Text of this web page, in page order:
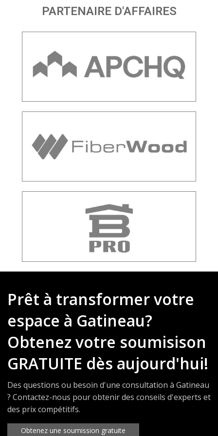
PARTENAIRE D'AFFAIRES
Prêt à transformer votre
espace à Gatineau?
Obtenez votre soumisison
GRATUITE dès aujourd'hui!
Des questions ou besoin d'une consultation à Gatineau
? Contactez-nous pour obtenir des conseils d'experts et
des prix compétitifs.
Obtenez une soumission gratuite